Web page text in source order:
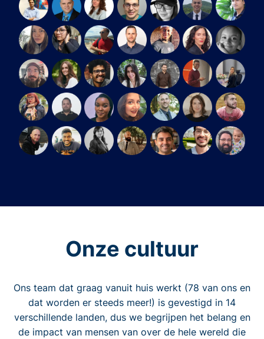
Onze cultuur
Ons team dat graag vanuit huis werkt (78 van ons en
dat worden er steeds meer!) is gevestigd in 14
verschillende landen, dus we begrijpen het belang en
de impact van mensen van over de hele wereld die